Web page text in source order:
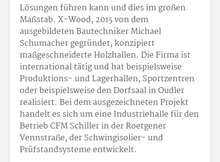
Lösungen führen kann und dies im großen
Maßstab. X-Wood, 2015 von dem
ausgebildeten Bautechniker Michael
Schumacher gegründet, konzipiert
maßgeschneiderte Holzhallen. Die Firma ist
international tätig und hat beispielsweise
Produktions- und Lagerhallen, Sportzentren
oder beispielsweise den Dorfsaal in Oudler
realisiert. Bei dem ausgezeichneten Projekt
handelt es sich um eine Industriehalle für den
Betrieb CFM Schiller in der Roetgener
Vennstraße, der Schwingisolier- und
Prüfstandsysteme entwickelt.